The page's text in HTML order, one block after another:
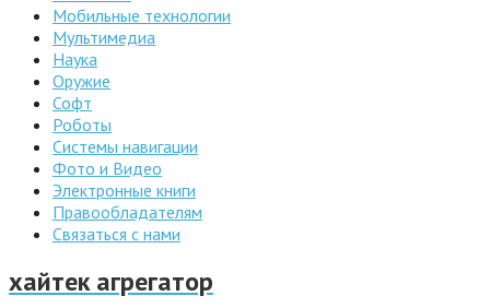
Мобильные технологии
Мультимедиа
Наука
Оружие
Софт
Роботы
Системы навигации
Фото и Видео
Электронные книги
Правообладателям
Связаться с нами
хайтек агрегатор